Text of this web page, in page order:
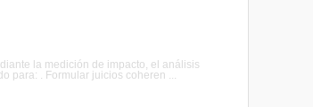
la medición de impacto, el análisis
para: . Formular juicios coheren ...